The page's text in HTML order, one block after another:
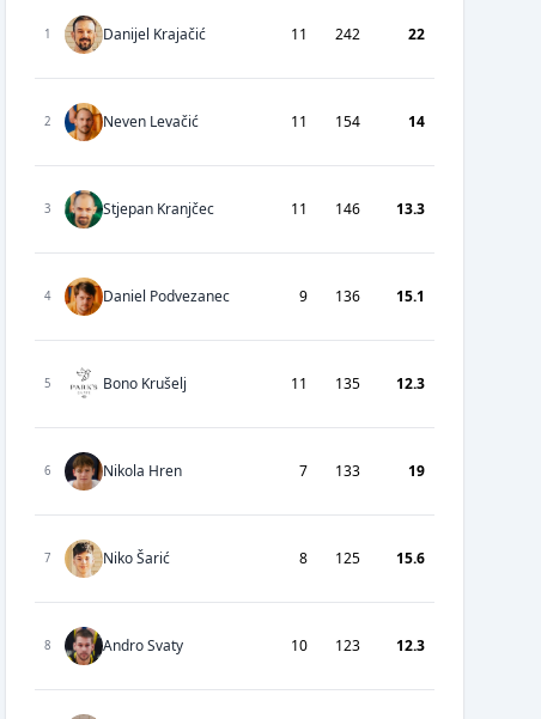
1 Danijel Krajačić 11 242 22
2 Neven Levačić 11 154 14
3 Stjepan Kranjčec 11 146 13.3
4 Daniel Podvezanec 9 136 15.1
5 Bono Krušelj 11 135 12.3
6 Nikola Hren 7 133 19
7 Niko Šarić 8 125 15.6
8 Andro Svaty 10 123 12.3